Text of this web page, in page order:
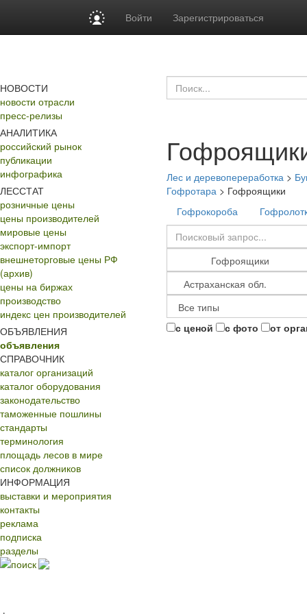
Войти Зарегистрироваться
НОВОСТИ
новости отрасли
пресс-релизы
АНАЛИТИКА
российский рынок
публикации
инфографика
ЛЕССТАТ
розничные цены
цены производителей
мировые цены
экспорт-импорт
внешнеторговые цены РФ
(архив)
цены на биржах
производство
индекс цен производителей
ОБЪЯВЛЕНИЯ
объявления
СПРАВОЧНИК
каталог организаций
каталог оборудования
законодательство
таможенные пошлины
стандарты
терминология
площадь лесов в мире
список должников
ИНФОРМАЦИЯ
выставки и мероприятия
контакты
реклама
подписка
разделы
поиск
Лес и деревопереработка >
Гофротара > Гофроящики
Гофрокороба
с ценой с фото от